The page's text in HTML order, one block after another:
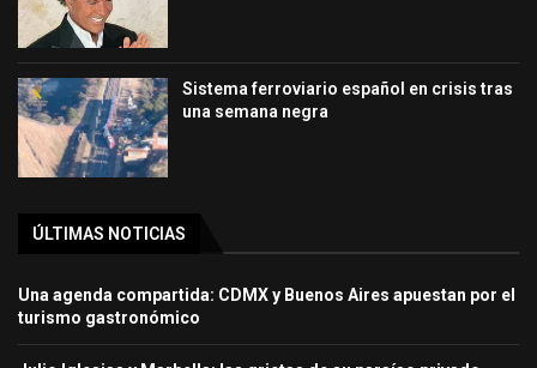
Sistema ferroviario español en crisis tras
una semana negra
ÚLTIMAS NOTICIAS
Una agenda compartida: CDMX y Buenos Aires apuestan por el
turismo gastronómico